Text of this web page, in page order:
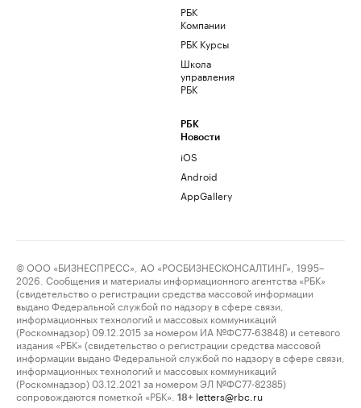
РБК
Компании
РБК Курсы
Школа
управления
РБК
РБК
Новости
iOS
Android
AppGallery
© ООО «БИЗНЕСПРЕСС», АО «РОСБИЗНЕСКОНСАЛТИНГ», 1995–
2026. Сообщения и материалы информационного агентства «РБК»
(свидетельство о регистрации средства массовой информации
выдано Федеральной службой по надзору в сфере связи,
информационных технологий и массовых коммуникаций
(Роскомнадзор) 09.12.2015 за номером ИА №ФС77-63848) и сетевого
издания «РБК» (свидетельство о регистрации средства массовой
информации выдано Федеральной службой по надзору в сфере связи,
информационных технологий и массовых коммуникаций
(Роскомнадзор) 03.12.2021 за номером ЭЛ №ФС77-82385)
сопровождаются пометкой «РБК».
18+ letters@rbc.ru